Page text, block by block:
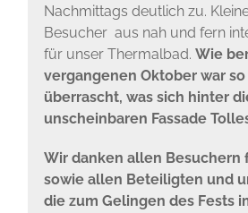
Nachmittags deutlich zu.
Besucher aus nah und fern
für unser Thermalbad. Wie
vergangenen Oktober war
überrascht, was sich hinter
unscheinbaren Fassade
Wir danken allen Besuchern
sowie allen Beteiligten und
die zum Gelingen des Fests